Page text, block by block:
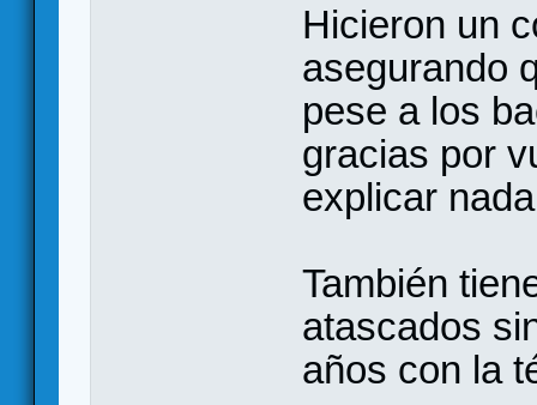
Hicieron un
asegurando
pese a los
gracias por
explicar
También
atascados
años con la